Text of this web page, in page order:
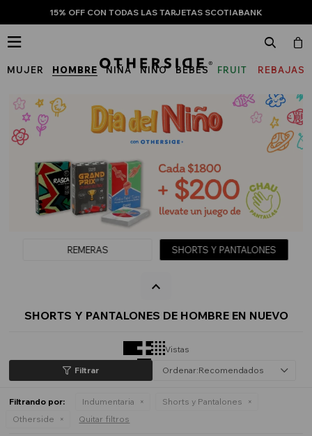
15% OFF CON TODAS LAS TARJETAS SCOTIABANK
MUJER HOMBRE NIÑA NIÑO BEBÉS
FRUIT
THE
LOOM
REBAJAS

REMERAS SHORTS Y PANTALONES
SHORTS Y PANTALONES DE HOMBRE EN NUEVO
Vistas
Recomendados
Filtrando por: Indumentaria
Shorts y Pantalones
Otherside
Quitar filtros